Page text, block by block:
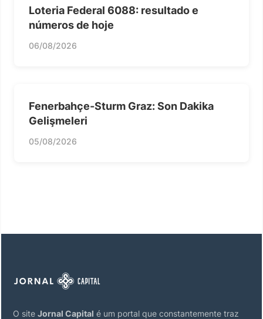
Loteria Federal 6088: resultado e
números de hoje
06/08/2026
Fenerbahçe-Sturm Graz: Son Dakika
Gelişmeleri
05/08/2026
O site Jornal Capital é um portal que constantemente traz